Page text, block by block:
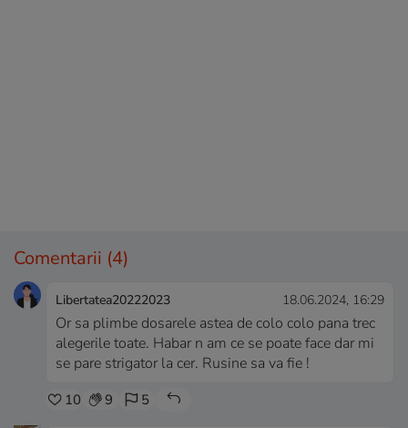
Comentarii (4)
Libertatea20222023 18.06.2024, 16:29
Or sa plimbe dosarele astea de colo colo pana trec
alegerile toate. Habar n am ce se poate face dar mi
se pare strigator la cer. Rusine sa va fie !
10 9 5